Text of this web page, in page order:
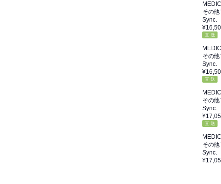
その
Sync.
直 送
その
Sync.
直 送
その
Sync.
直 送
その
Sync.